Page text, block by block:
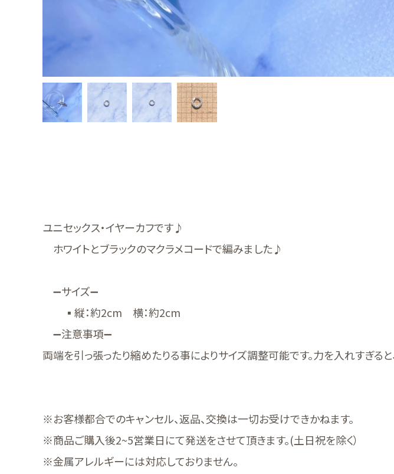
ユニセックス・イヤーカフです♪
ホワイトとブラックのマクラメコードで編みました♪
➖サイズ➖
▪️縦：約2cm 横：約2cm
➖注意事項➖
両端を引っ張ったり縮めたりる事によりサイズ調整可能です。力を入れすぎる
※お客様都合でのキャンセル、返品、交換は一切お受けできかねます。
※商品ご購入後2~5営業日にて発送をさせて頂きます。(土日祝を除く）
※金属アレルギーには対応しておりません。